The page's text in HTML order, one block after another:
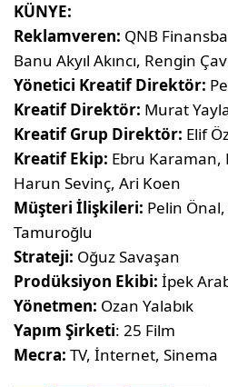
KÜNYE:
Reklamveren: QNB
Banu Akyıl Akıncı, Rengin
Yönetici Kreatif Direktör:
Kreatif Direktör: Murat
Kreatif Grup Direktör: Elif
Kreatif Ekip: Ebru Karaman,
Harun Sevinç, Ari Koen
Müşteri İlişkileri: Pelin
Tamuroğlu
Strateji: Oğuz Savaşan
Prodüksiyon Ekibi: İpek
Yönetmen: Ozan Yalabık
Yapım Şirketi: 25 Film
Mecra: TV, İnternet, Sinema